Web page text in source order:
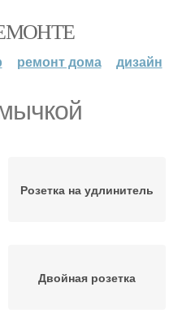
ремонт дома дизайн
Розетка на удлинитель
Двойная розетка